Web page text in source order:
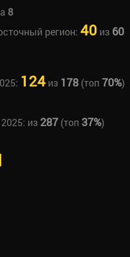
8
регион: 40из 60
124из 178(топ 70%)
из 287(топ 37%)